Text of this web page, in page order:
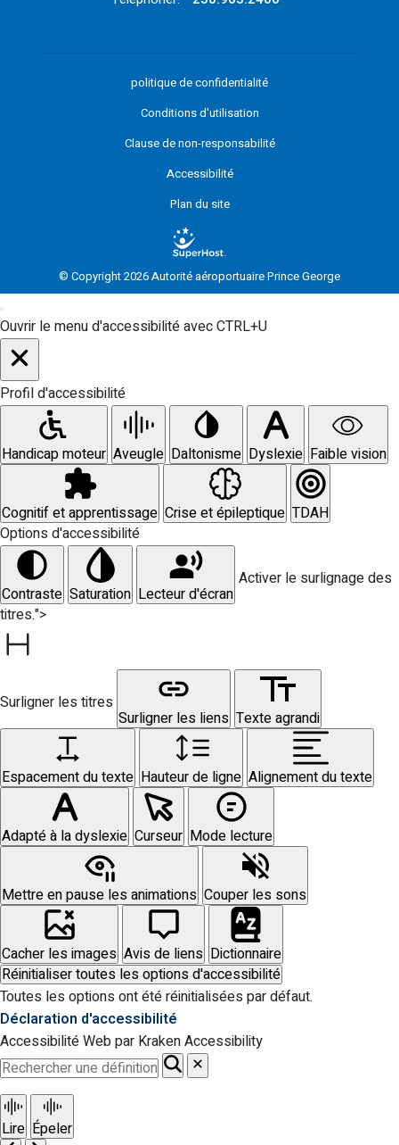
politique de confidentialité
Conditions d'utilisation
Clause de non-responsabilité
Accessibilité
Plan du site
© Copyright 2026 Autorité aéroportuaire Prince George
Ouvrir le menu d'accessibilité avec CTRL+U
Profil d'accessibilité
Handicap moteur Aveugle Daltonisme Dyslexie Faible vision
Cognitif et apprentissage Crise et épileptique TDAH
Options d'accessibilité
Contraste Saturation Lecteur d'écran
Activer le surlignage des
titres.">
Surligner les titres
Surligner les liens Texte agrandi
Espacement du texte Hauteur de ligne Alignement du texte
Adapté à la dyslexie Curseur Mode lecture
Mettre en pause les animations Couper les sons
Cacher les images Avis de liens Dictionnaire
Réinitialiser toutes les options d'accessibilité
Toutes les options ont été réinitialisées par défaut.
Déclaration d'accessibilité
Accessibilité Web par Kraken Accessibility
Lire Épeler